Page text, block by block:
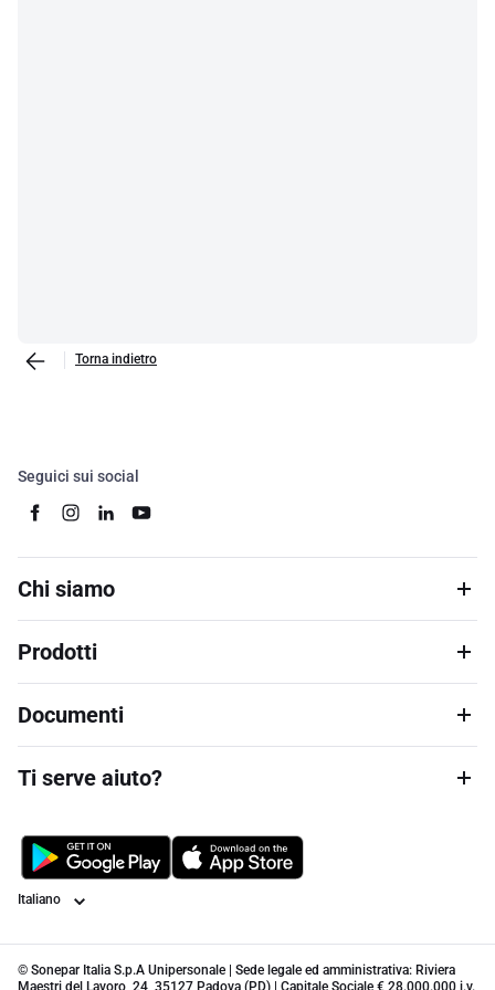
Torna indietro
Seguici sui social
Chi siamo
Prodotti
Documenti
Ti serve aiuto?
Lingua
© Sonepar Italia S.p.A Unipersonale | Sede legale ed amministrativa: Riviera
Maestri del Lavoro, 24, 35127 Padova (PD) | Capitale Sociale € 28.000.000 i.v.